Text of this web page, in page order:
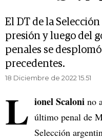
El DT de la
presión y luego del
penales se
precedentes.
18 Diciembre de 2022 15.51
L ionel Scaloni no
último penal de
Selección